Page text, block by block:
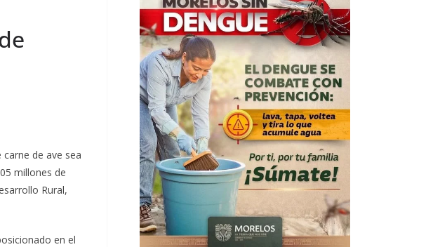
de ave sea
millones de
Rural,
en el